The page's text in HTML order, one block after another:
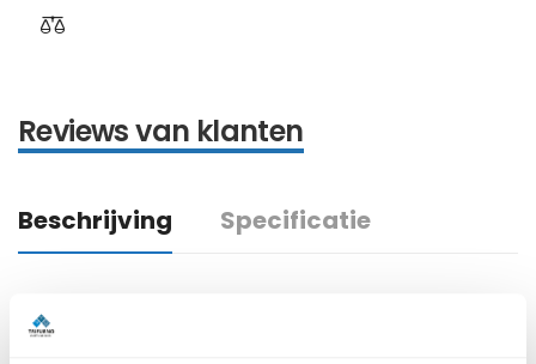
Reviews van klanten
Beschrijving Specificatie
De Beta past in verschillende kantoorruimtes. Onderstaand
staan de kenmerken van deze stoel benoemd.